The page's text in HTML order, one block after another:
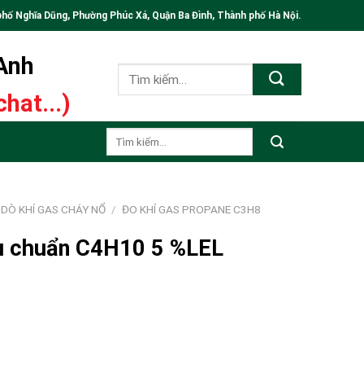
Dũng, Phường Phúc Xá, Quận Ba Đình, Thành phố Hà Nội.
Tìm
KHÍ GAS CHÁY NỔ / ĐO KHÍ GAS PROPANE C3H8
C4H10 5 %LEL